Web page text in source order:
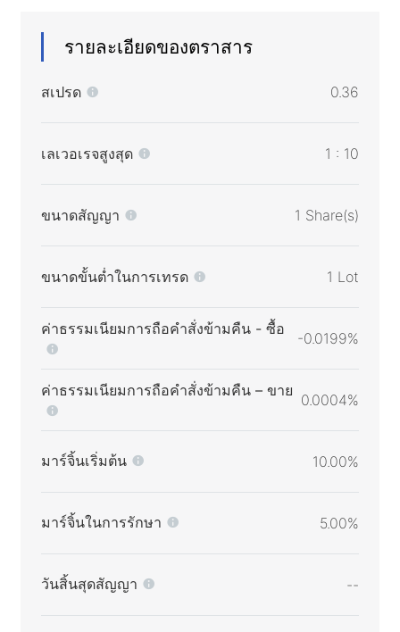
รายละเอียดของตราสาร
สเปรด 0.36
เลเวอเรจสูงสุด 1 : 10
ขนาดสัญญา 1 Share(s)
ขนาดขั้นต่ำในการเทรด 1 Lot
ค่าธรรมเนียมการถือคำสั่งข้ามคืน - ซื้อ
-0.0199%
ค่าธรรมเนียมการถือคำสั่งข้ามคืน – ขาย
0.0004%
มาร์จิ้นเริ่มต้น 10.00%
มาร์จิ้นในการรักษา 5.00%
วันสิ้นสุดสัญญา --